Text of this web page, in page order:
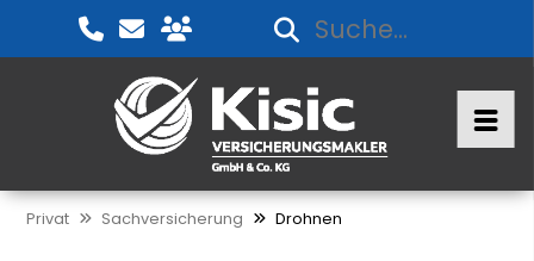
Privat Sachversicherung Drohnen